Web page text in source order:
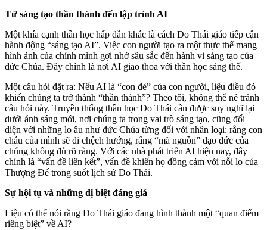
Từ sáng tạo thần thánh đến lập trình AI
Một khía cạnh thần học hấp dẫn khác là cách Do Thái giáo tiếp cận
hành động “sáng tạo AI”. Việc con người tạo ra một thực thể mang
hình ảnh của chính mình gợi nhớ sâu sắc đến hành vi sáng tạo của
đức Chúa. Đây chính là nơi AI giao thoa với thần học sáng thế.
Một câu hỏi đặt ra: Nếu AI là “con đẻ” của con người, liệu điều đó
khiến chúng ta trở thành “thần thánh”? Theo tôi, không thể né tránh
câu hỏi này. Truyền thống thần học Do Thái cần được suy nghĩ lại
dưới ánh sáng mới, nơi chúng ta trong vai trò sáng tạo, cũng đối
diện với những lo âu như đức Chúa từng đối với nhân loại: rằng con
cháu của mình sẽ đi chệch hướng, rằng “mã nguồn” đạo đức của
chúng không đủ rõ ràng. Với các nhà phát triển AI hiện nay, đây
chính là “vấn đề liên kết”, vấn đề khiến họ đồng cảm với nỗi lo của
Thượng Đế trong suốt lịch sử Do Thái.
Sự hội tụ và những dị biệt đáng giá
Liệu có thể nói rằng Do Thái giáo đang hình thành một “quan điểm
riêng biệt” về AI?